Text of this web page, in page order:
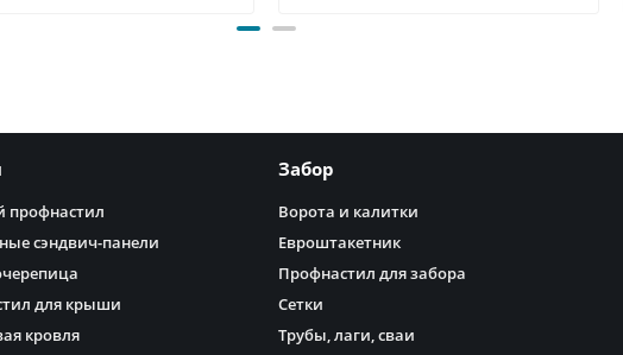
профнастил
сэндвич-панели
для крыши
кровля
Забор
Ворота и калитки
Евроштакетник
Профнастил для забора
Сетки
Трубы, лаги, сваи